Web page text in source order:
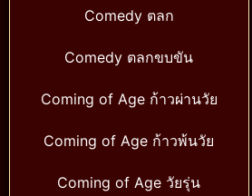
Comedy ตลก
Comedy ตลกขบขัน
Coming of Age ก้าวผ่านวัย
Coming of Age ก้าวพ้นวัย
Coming of Age วัยรุ่น